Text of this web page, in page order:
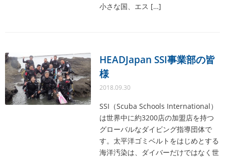
小さな国、エス […]
HEADJapan SSI事業部の皆
様
SSI（Scuba Schools International）
は世界中に約3200店の加盟店を持つ
グローバルなダイビング指導団体で
す。太平洋ゴミベルトをはじめとする
海洋汚染は、ダイバーだけではなく世
2018.09.30